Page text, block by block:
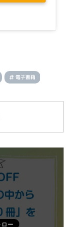
電子書籍